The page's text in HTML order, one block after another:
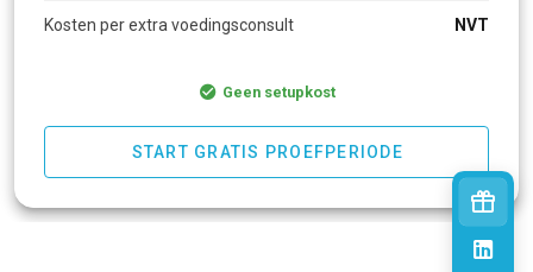
Kosten per extra voedingsconsult NVT
Geen setupkost
START GRATIS PROEFPERIODE